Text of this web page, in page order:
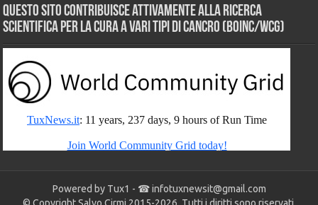
Questo sito contribuisce attivamente alla ricerca
scientifica per la cura a vari tipi di Cancro (BOINC/WCG)
Powered by Tux1 - ☎infotuxnewsit@gmail.com